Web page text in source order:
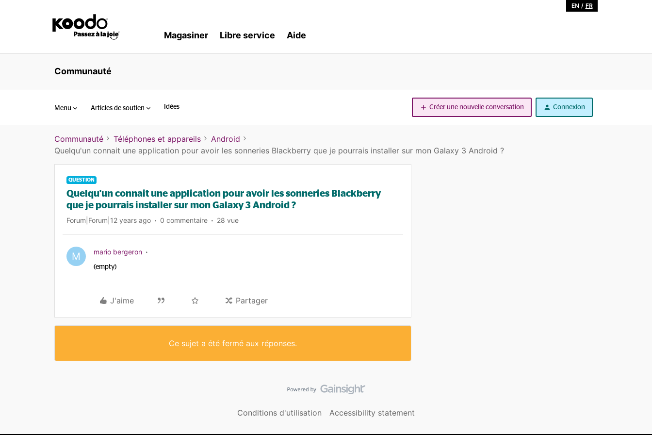
EN / FR
Magasiner Libre service Aide
Communauté
Menu Articles de soutien Idées Créer une nouvelle conversation Connexion
Communauté Téléphones et appareils
Android
Quelqu'un connait une application pour avoir les sonneries Blackberry que je pourrais installer sur mon Galaxy 3 Android ?
QUESTION
Quelqu'un connait une application pour avoir les sonneries Blackberry
que je pourrais installer sur mon Galaxy 3 Android ?
Forum|Forum|12 years ago 0 commentaire 28 vue
M mario bergeron
(empty)
J'aime Partager
Ce sujet a été fermé aux réponses.
Conditions d'utilisation Accessibility statement